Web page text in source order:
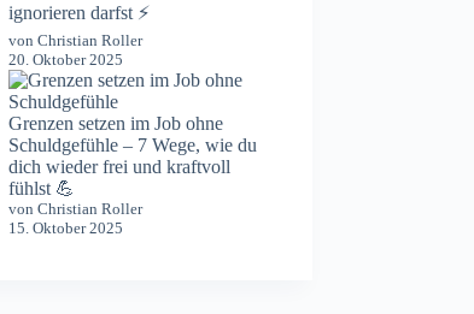
ignorieren darfst ⚡️
von Christian Roller
20. Oktober 2025
Grenzen setzen im Job ohne
Schuldgefühle – 7 Wege, wie du
dich wieder frei und kraftvoll
fühlst 💪
von Christian Roller
15. Oktober 2025